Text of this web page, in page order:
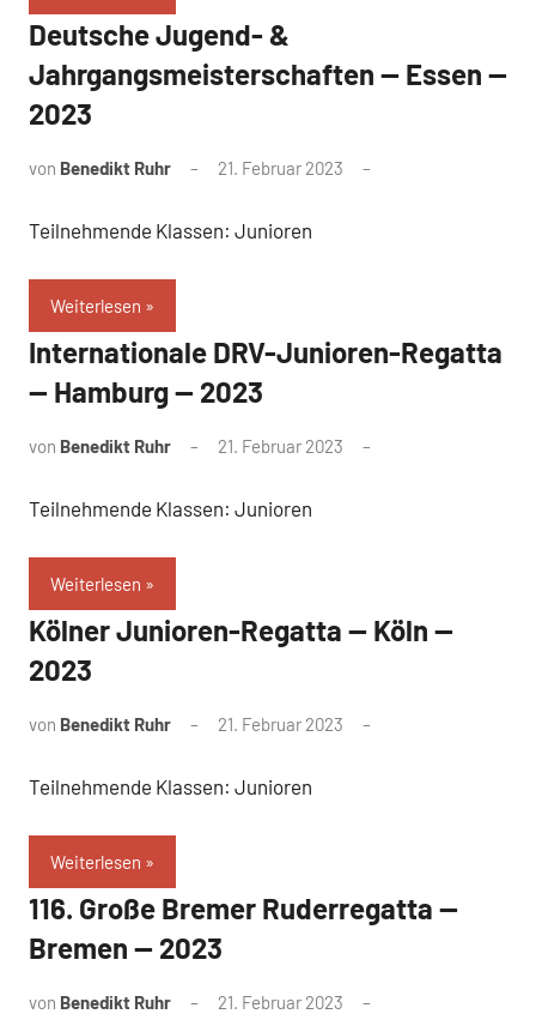
Deutsche Jugend- &
Jahrgangsmeisterschaften — Essen —
2023
von Benedikt Ruhr 21. Februar 2023
Teilnehmende Klassen: Junioren
Weiterlesen
Internationale DRV-Junioren-Regatta
— Hamburg — 2023
von Benedikt Ruhr 21. Februar 2023
Teilnehmende Klassen: Junioren
Weiterlesen
Kölner Junioren-Regatta — Köln —
2023
von Benedikt Ruhr 21. Februar 2023
Teilnehmende Klassen: Junioren
Weiterlesen
116. Große Bremer Ruderregatta —
Bremen — 2023
von Benedikt Ruhr 21. Februar 2023